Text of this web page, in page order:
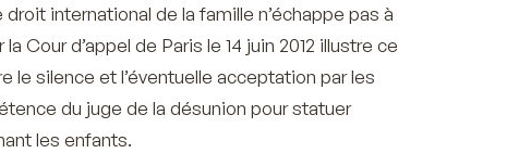
international de la famille n’échappe pas à
Cour d’appel de Paris le 14 juin 2012 illustre ce
le silence et l’éventuelle acceptation par les
du juge de la désunion pour statuer
les enfants.